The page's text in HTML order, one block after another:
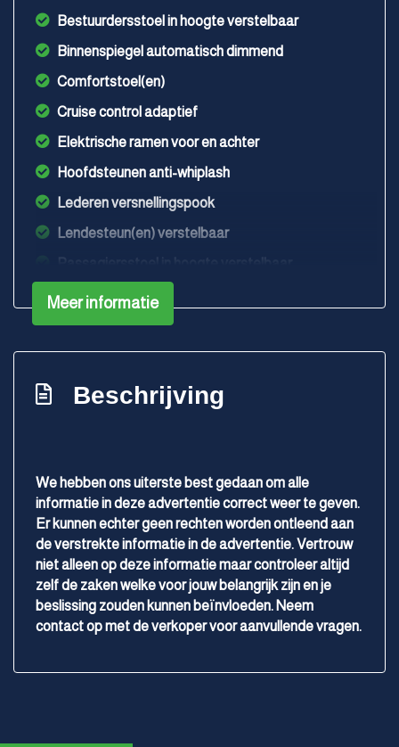
Bestuurdersstoel in hoogte verstelbaar
Binnenspiegel automatisch dimmend
Comfortstoel(en)
Cruise control adaptief
Elektrische ramen voor en achter
Hoofdsteunen anti-whiplash
Lederen versnellingspook
Lendesteun(en) verstelbaar
Sportstoelen
Sportstuur
Stuur leder
Stuur verstelbaar
Exterieur
Buitenspiegels elektrisch verstel- en
verwarmbaar
Buitenspiegels in carrosseriekleur
Centrale vergrendeling met afstandsbediening
Chroom delen exterieur
Meer informatie
Beschrijving
We hebben ons uiterste best gedaan om alle
informatie in deze advertentie correct weer te geven.
Er kunnen echter geen rechten worden ontleend aan
de verstrekte informatie in de advertentie. Vertrouw
niet alleen op deze informatie maar controleer altijd
zelf de zaken welke voor jouw belangrijk zijn en je
beslissing zouden kunnen beïnvloeden. Neem
contact op met de verkoper voor aanvullende vragen.